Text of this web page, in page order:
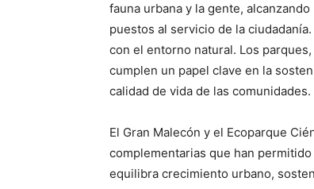
fauna urbana y la gente,
puestos al servicio de la
con el entorno natural. Los
cumplen un papel clave en la
calidad de vida de las comunidades.
El Gran Malecón y el Ecoparque
complementarias que han
equilibra crecimiento urbano,